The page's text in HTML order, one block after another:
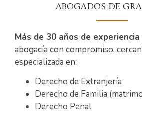
ABOGADOS DE
Más de 30 años de experiencia
abogacía con compromiso,
especializada en:
Derecho de Extranjería
Derecho de Familia
Derecho Penal